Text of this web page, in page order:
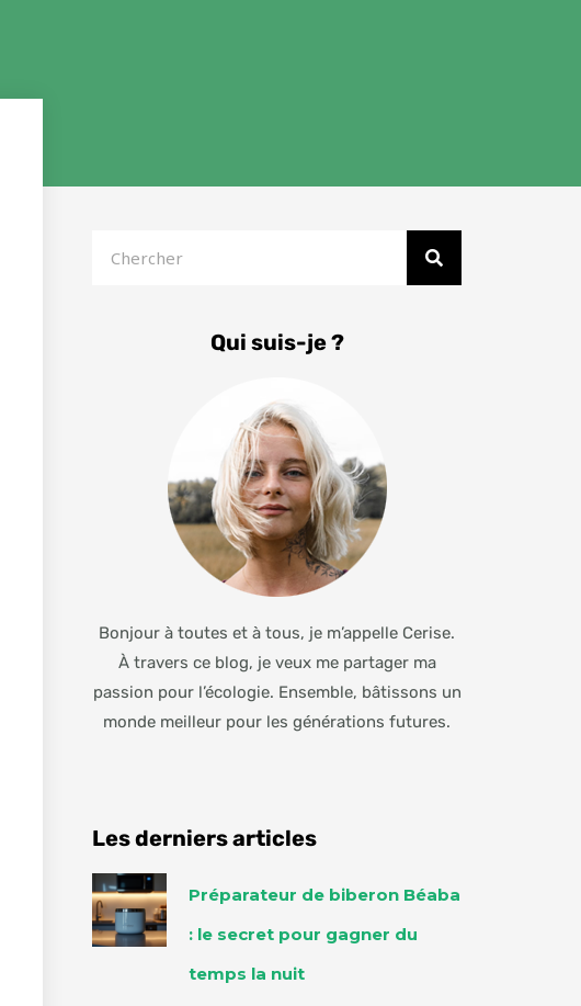
Qui suis-je ?
Bonjour à toutes et à tous, je m’appelle Cerise.
À travers ce blog, je veux me partager ma
passion pour l’écologie. Ensemble, bâtissons un
monde meilleur pour les générations futures.
Les derniers articles
Préparateur de biberon Béaba
: le secret pour gagner du
temps la nuit